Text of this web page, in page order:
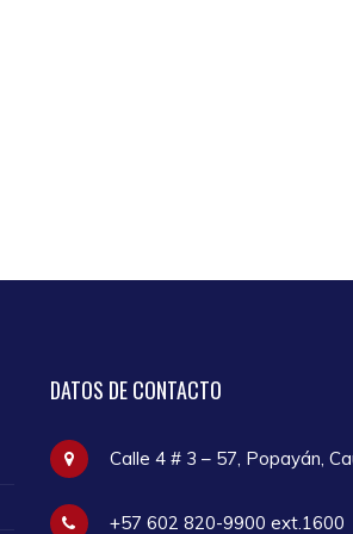
DATOS DE CONTACTO
Calle 4 # 3 – 57, Popayán,
+57 602 820-9900 ext.1600